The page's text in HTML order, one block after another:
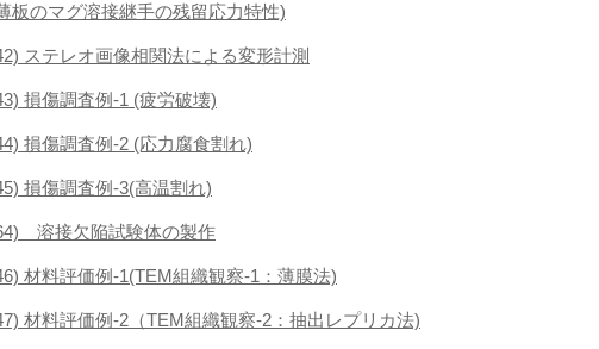
板のマグ溶接継手の残留応力特性)
ステレオ画像相関法による変形計測
損傷調査例-1 (疲労破壊)
損傷調査例-2 (応力腐食割れ)
損傷調査例-3(高温割れ)
溶接欠陥試験体の製作
材料評価例-1(TEM組織観察-1：薄膜法)
材料評価例-2（TEM組織観察-2：抽出レプリカ法)